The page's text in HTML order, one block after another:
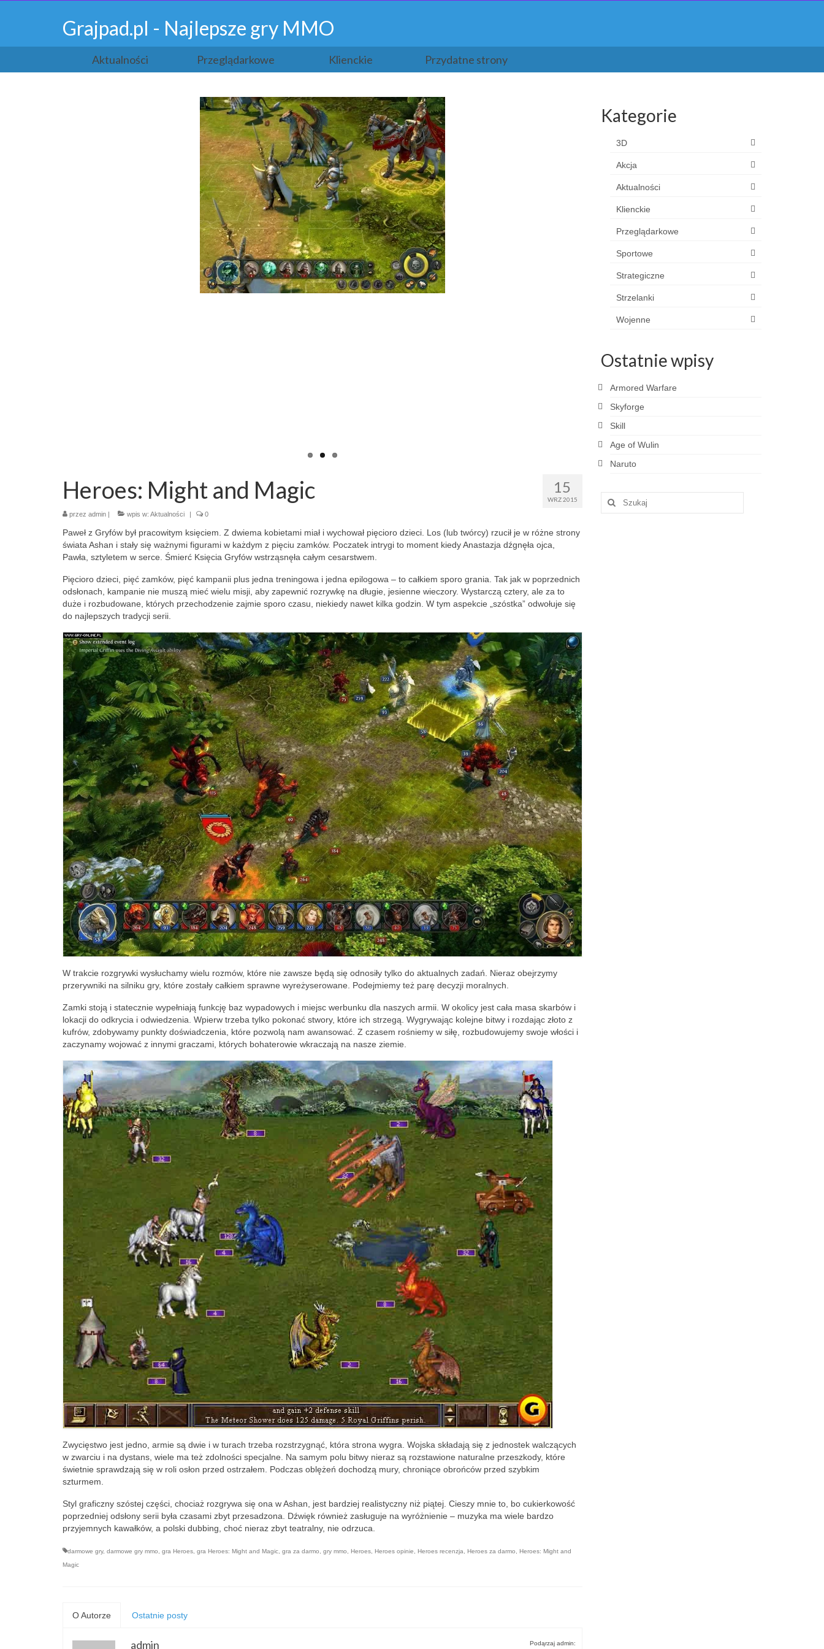
Grajpad.pl - Najlepsze gry MMO
Aktualności Przeglądarkowe Klienckie Przydatne strony
15
WRZ 2015
Heroes: Might and Magic
przez admin | wpis w: Aktualności | 0
Paweł z Gryfów był pracowitym księciem. Z dwiema kobietami miał i wychował pięcioro dzieci. Los (lub twórcy) rzucił je w różne strony
świata Ashan i stały się ważnymi figurami w każdym z pięciu zamków. Poczatek intrygi to moment kiedy Anastazja dźgnęła ojca,
Pawła, sztyletem w serce. Śmierć Księcia Gryfów wstrząsnęła całym cesarstwem.
Pięcioro dzieci, pięć zamków, pięć kampanii plus jedna treningowa i jedna epilogowa – to całkiem sporo grania. Tak jak w poprzednich
odsłonach, kampanie nie muszą mieć wielu misji, aby zapewnić rozrywkę na długie, jesienne wieczory. Wystarczą cztery, ale za to
duże i rozbudowane, których przechodzenie zajmie sporo czasu, niekiedy nawet kilka godzin. W tym aspekcie „szóstka” odwołuje się
do najlepszych tradycji serii.
W trakcie rozgrywki wysłuchamy wielu rozmów, które nie zawsze będą się odnosiły tylko do aktualnych zadań. Nieraz obejrzymy
przerywniki na silniku gry, które zostały całkiem sprawne wyreżyserowane. Podejmiemy też parę decyzji moralnych.
Zamki stoją i statecznie wypełniają funkcję baz wypadowych i miejsc werbunku dla naszych armii. W okolicy jest cała masa skarbów i
lokacji do odkrycia i odwiedzenia. Wpierw trzeba tylko pokonać stwory, które ich strzegą. Wygrywając kolejne bitwy i rozdając złoto z
kufrów, zdobywamy punkty doświadczenia, które pozwolą nam awansować. Z czasem rośniemy w siłę, rozbudowujemy swoje włości i
zaczynamy wojować z innymi graczami, których bohaterowie wkraczają na nasze ziemie.
Zwycięstwo jest jedno, armie są dwie i w turach trzeba rozstrzygnąć, która strona wygra. Wojska składają się z jednostek walczących
w zwarciu i na dystans, wiele ma też zdolności specjalne. Na samym polu bitwy nieraz są rozstawione naturalne przeszkody, które
świetnie sprawdzają się w roli osłon przed ostrzałem. Podczas oblężeń dochodzą mury, chroniące obrońców przed szybkim
szturmem.
Styl graficzny szóstej części, chociaż rozgrywa się ona w Ashan, jest bardziej realistyczny niż piątej. Cieszy mnie to, bo cukierkowość
poprzedniej odsłony serii była czasami zbyt przesadzona. Dźwięk również zasługuje na wyróżnienie – muzyka ma wiele bardzo
przyjemnych kawałków, a polski dubbing, choć nieraz zbyt teatralny, nie odrzuca.
darmowe gry, darmowe gry mmo gra Heroes gra Heroes: Might and Magic gra za darmo gry mmo Heroes Heroes opinie Heroes recenzja Heroes za darmo
Heroes: Might and
Magic
O Autorze Ostatnie posty
Podąrzaj admin:
admin
Kategorie
3D
Akcja
Aktualności
Klienckie
Przeglądarkowe
Sportowe
Strategiczne
Strzelanki
Wojenne
Ostatnie wpisy
Armored Warfare
Skyforge
Skill
Age of Wulin
Naruto
Szuklaj